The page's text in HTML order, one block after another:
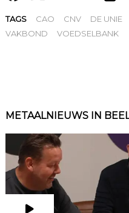
TAGS CAO CNV DE UNIE
VAKBOND
VOEDSELBANK
METAALNIEUWS IN